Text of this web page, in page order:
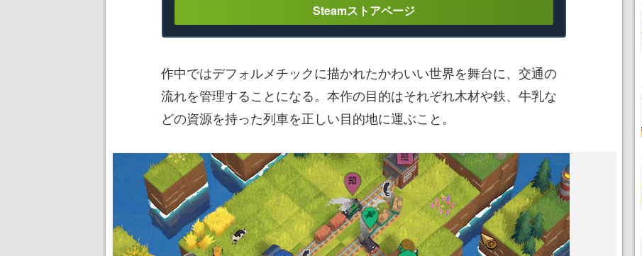
Steamストアページ
作中ではデフォルメチックに描かれたかわいい世界を舞台に、交通の
流れを管理することになる。本作の目的はそれぞれ木材や鉄、牛乳な
どの資源を持った列車を正しい目的地に運ぶこと。